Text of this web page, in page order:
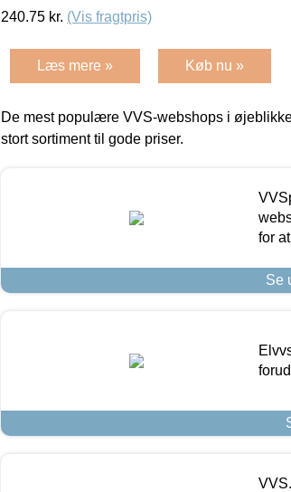
240.75 kr. (Vis fragtpris)
Læs mere » Køb nu »
De mest populære VVS-webshops i
stort sortiment til gode priser.
for
Se